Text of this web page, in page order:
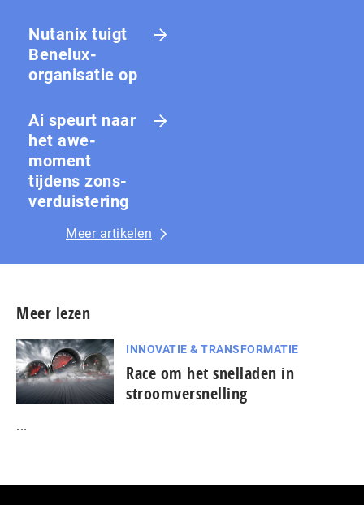
Nutanix tuigt
Benelux-
organisatie op
Ai speurt naar
het awe-
moment
tijdens zons­
ver­duis­te­ring
Meer artikelen
Meer lezen
INNOVATIE & TRANSFORMATIE
Race om het snelladen in
stroomversnelling
...